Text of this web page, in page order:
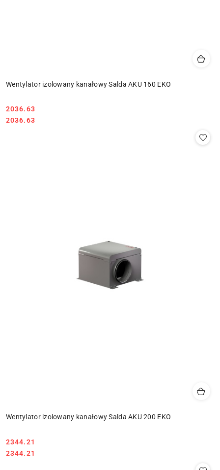
Wentylator izolowany kanałowy Salda AKU 160 EKO
Cena:
2036.63
Cena:
2036.63
Wentylator izolowany kanałowy Salda AKU 200 EKO
Cena:
2344.21
Cena:
2344.21